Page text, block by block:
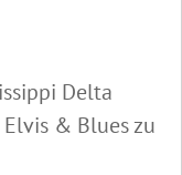
Delta
& Blues zu